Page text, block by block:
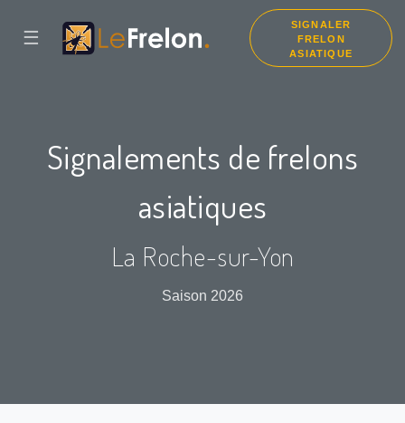
☰
SIGNALER
FRELON
ASIATIQUE
Signalements de frelons
asiatiques
La Roche-sur-Yon
Saison 2026